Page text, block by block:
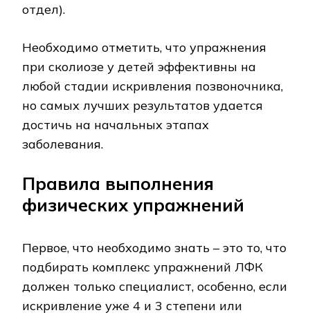
отдел).
Необходимо отметить, что упражнения
при сколиозе у детей эффективны на
любой стадии искривления позвоночника,
но самых лучших результатов удается
достичь на начальных этапах
заболевания.
Правила выполнения
физических упражнений
Первое, что необходимо знать – это то, что
подбирать комплекс упражнений ЛФК
должен только специалист, особенно, если
искривление уже 4 и 3 степени или